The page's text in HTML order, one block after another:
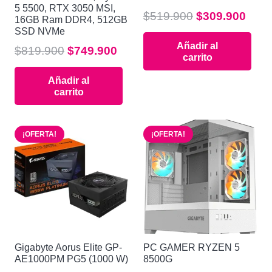
5 5500, RTX 3050 MSI,
16GB Ram DDR4, 512GB
SSD NVMe
$819.900 El
precio
original
era:
$749.900
precio
Añadir al
carrito
$519.900 El
precio
original
era:
$309.900
Añadir al
carrito
¡OFERTA!
Gigabyte Aorus Elite GP-
AE1000PM PG5 (1000 W)
¡OFERTA!
PC GAMER RYZEN 5
8500G